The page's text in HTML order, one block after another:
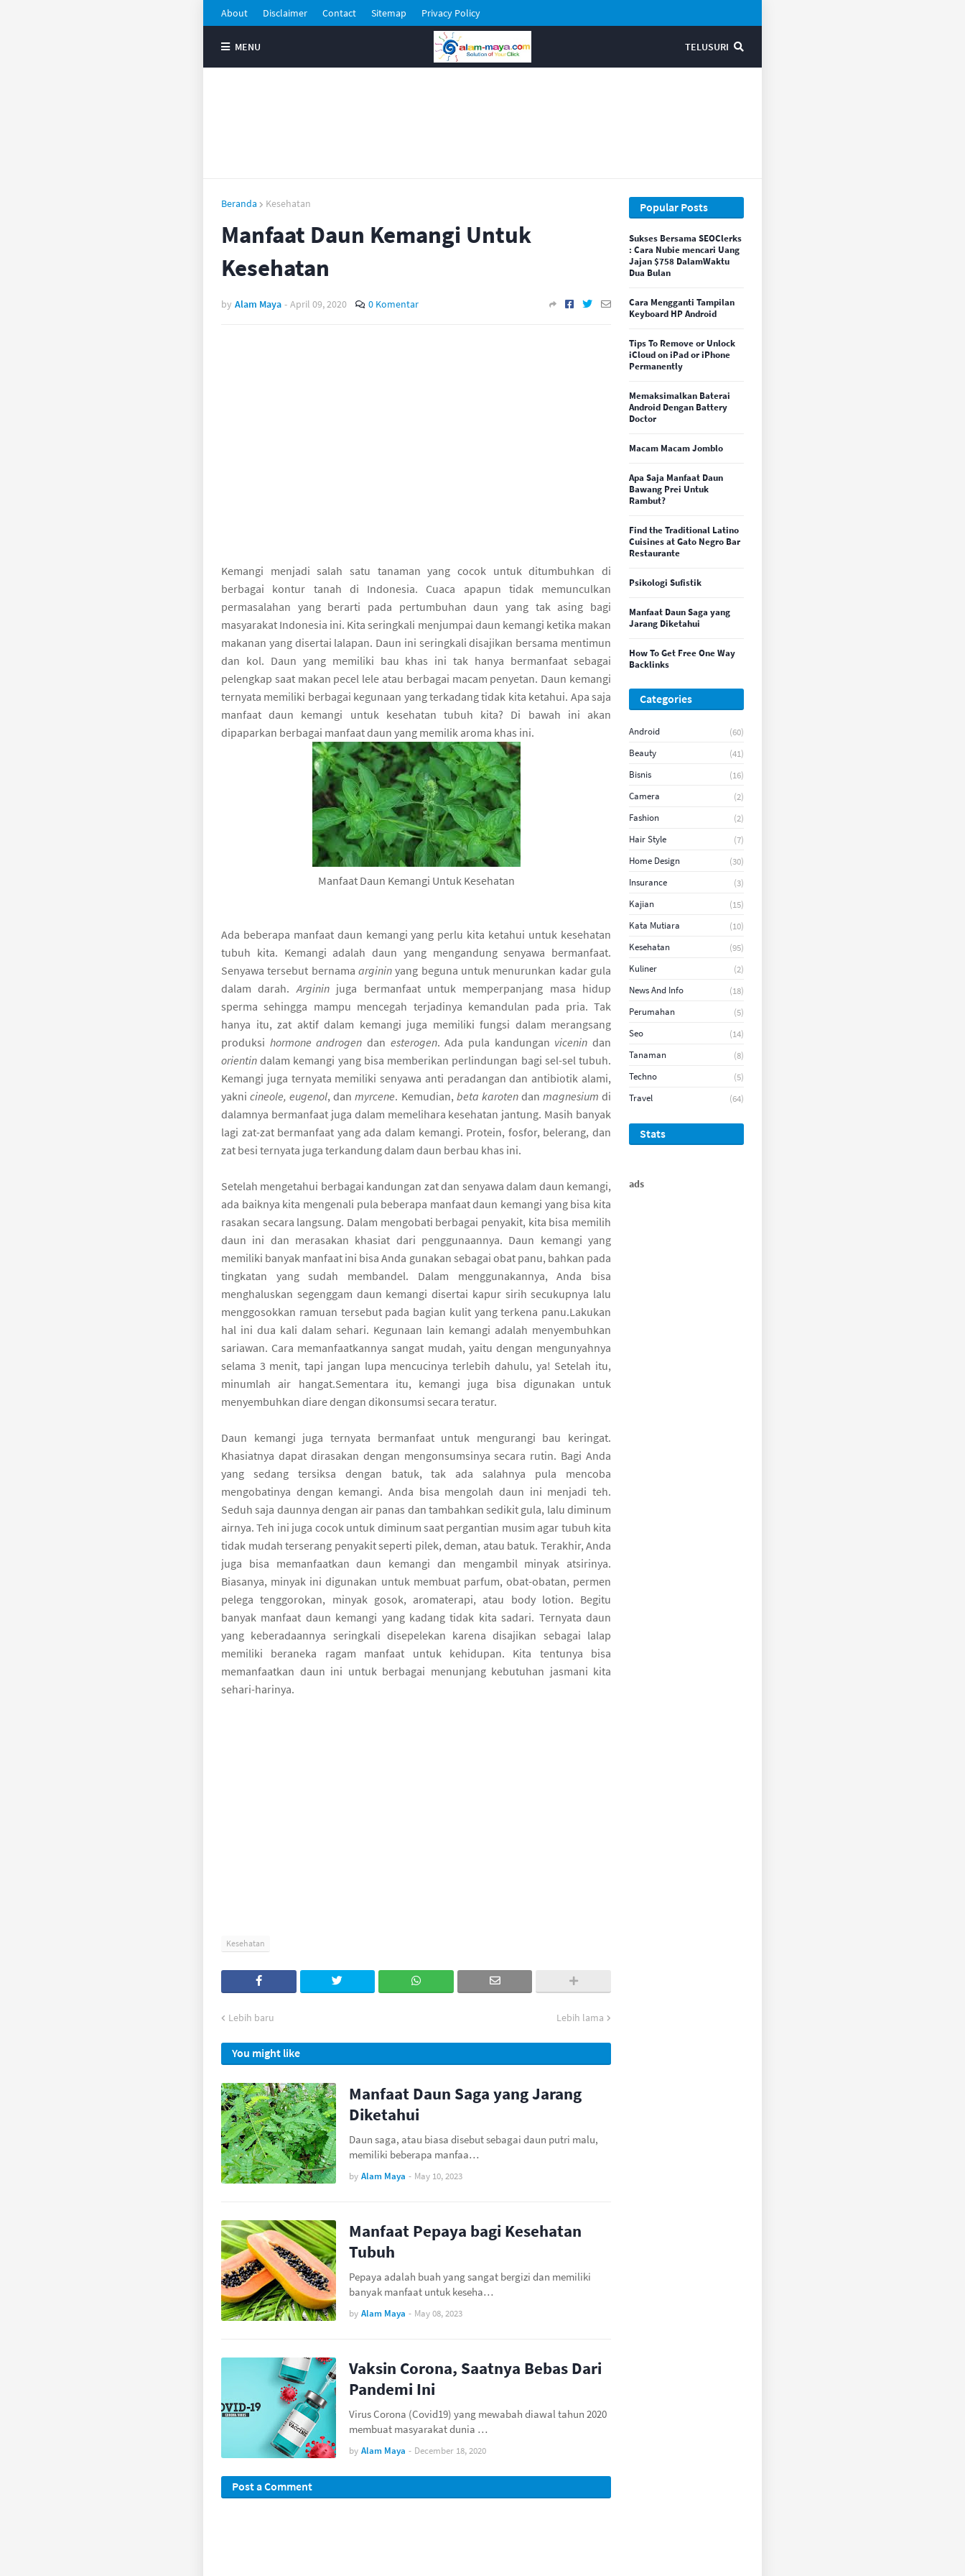
About Disclaimer Contact Sitemap Privacy Policy
MENU TELUSURI
Beranda Kesehatan
Manfaat Daun Kemangi Untuk
Kesehatan
by Alam Maya - April 09, 2020 0 Komentar
Kemangi menjadi salah satu tanaman yang cocok untuk ditumbuhkan di
berbagai kontur tanah di Indonesia. Cuaca apapun tidak memunculkan
permasalahan yang berarti pada pertumbuhan daun yang tak asing bagi
masyarakat Indonesia ini. Kita seringkali menjumpai daun kemangi ketika makan
makanan yang disertai lalapan. Daun ini seringkali disajikan bersama mentimun
dan kol. Daun yang memiliki bau khas ini tak hanya bermanfaat sebagai
pelengkap saat makan pecel lele atau berbagai macam penyetan. Daun kemangi
ternyata memiliki berbagai kegunaan yang terkadang tidak kita ketahui. Apa saja
manfaat daun kemangi untuk kesehatan tubuh kita? Di bawah ini akan
dipaparkan berbagai manfaat daun yang memilik aroma khas ini.
Manfaat Daun Kemangi Untuk Kesehatan
Ada beberapa manfaat daun kemangi yang perlu kita ketahui untuk kesehatan
tubuh kita. Kemangi adalah daun yang mengandung senyawa bermanfaat.
Senyawa tersebut bernama arginin yang beguna untuk menurunkan kadar gula
dalam darah.Argininjuga bermanfaat untuk memperpanjang masa hidup
sperma sehingga mampu mencegah terjadinya kemandulan pada pria. Tak
hanya itu, zat aktif dalam kemangi juga memiliki fungsi dalam merangsang
produksi hormone androgen dan esterogen. Ada pula kandungan vicenin dan
orientin dalam kemangi yang bisa memberikan perlindungan bagi sel-sel tubuh.
Kemangi juga ternyata memiliki senyawa anti peradangan dan antibiotik alami,
yaknicineole, eugenol, danmyrcene. Kemudian, beta karotendan magnesium di
dalamnya bermanfaat juga dalam memelihara kesehatan jantung. Masih banyak
lagi zat-zat bermanfaat yang ada dalam kemangi. Protein, fosfor, belerang, dan
zat besi ternyata juga terkandung dalam daun berbau khas ini.
Setelah mengetahui berbagai kandungan zat dan senyawa dalam daun kemangi,
ada baiknya kita mengenali pula beberapa manfaat daun kemangi yang bisa kita
rasakan secara langsung. Dalam mengobati berbagai penyakit, kita bisa memilih
daun ini dan merasakan khasiat dari penggunaannya. Daun kemangi yang
memiliki banyak manfaat ini bisa Anda gunakan sebagai obat panu, bahkan pada
tingkatan yang sudah membandel. Dalam menggunakannya, Anda bisa
menghaluskan segenggam daun kemangi disertai kapur sirih secukupnya lalu
menggosokkan ramuan tersebut pada bagian kulit yang terkena panu.Lakukan
hal ini dua kali dalam sehari. Kegunaan lain kemangi adalah menyembuhkan
sariawan. Cara memanfaatkannya sangat mudah, yaitu dengan mengunyahnya
selama 3 menit, tapi jangan lupa mencucinya terlebih dahulu, ya! Setelah itu,
minumlah air hangat.Sementara itu, kemangi juga bisa digunakan untuk
menyembuhkan diare dengan dikonsumsi secara teratur.
Daun kemangi juga ternyata bermanfaat untuk mengurangi bau keringat.
Khasiatnya dapat dirasakan dengan mengonsumsinya secara rutin. Bagi Anda
yang sedang tersiksa dengan batuk, tak ada salahnya pula mencoba
mengobatinya dengan kemangi. Anda bisa mengolah daun ini menjadi teh.
Seduh saja daunnya dengan air panas dan tambahkan sedikit gula, lalu diminum
airnya. Teh ini juga cocok untuk diminum saat pergantian musim agar tubuh kita
tidak mudah terserang penyakit seperti pilek, deman, atau batuk. Terakhir, Anda
juga bisa memanfaatkan daun kemangi dan mengambil minyak atsirinya.
Biasanya, minyak ini digunakan untuk membuat parfum, obat-obatan, permen
pelega tenggorokan, minyak gosok, aromaterapi, atau body lotion. Begitu
banyak manfaat daun kemangi yang kadang tidak kita sadari. Ternyata daun
yang keberadaannya seringkali disepelekan karena disajikan sebagai lalap
memiliki beraneka ragam manfaat untuk kehidupan. Kita tentunya bisa
memanfaatkan daun ini untuk berbagai menunjang kebutuhan jasmani kita
sehari-harinya.
Kesehatan
Lebih baru Lebih lama
You might like
Manfaat Daun Saga yang Jarang
Diketahui
Daun saga, atau biasa disebut sebagai daun putri malu,
memiliki beberapa manfaa…
by Alam Maya - May 10, 2023
Manfaat Pepaya bagi Kesehatan
Tubuh
Pepaya adalah buah yang sangat bergizi dan memiliki
banyak manfaat untuk keseha…
by Alam Maya - May 08, 2023
Vaksin Corona, Saatnya Bebas Dari
Pandemi Ini
Virus Corona (Covid19) yang mewabah diawal tahun 2020
membuat masyarakat dunia …
by Alam Maya - December 18, 2020
Post a Comment
Popular Posts
Sukses Bersama SEOClerks
: Cara Nubie mencari Uang
Jajan $758 DalamWaktu
Dua Bulan
Cara Mengganti Tampilan
Keyboard HP Android
Tips To Remove or Unlock
iCloud on iPad or iPhone
Permanently
Memaksimalkan Baterai
Android Dengan Battery
Doctor
Macam Macam Jomblo
Apa Saja Manfaat Daun
Bawang Prei Untuk
Rambut?
Find the Traditional Latino
Cuisines at Gato Negro Bar
Restaurante
Psikologi Sufistik
Manfaat Daun Saga yang
Jarang Diketahui
How To Get Free One Way
Backlinks
Categories
Android
(60)
Beauty
(41)
Bisnis
(16)
Camera
(2)
Fashion
(2)
Hair Style
(7)
Home Design
(30)
Insurance
(3)
Kajian
(15)
Kata Mutiara
(10)
Kesehatan
(95)
Kuliner
(2)
News And Info
(18)
Perumahan
(5)
Seo
(14)
Tanaman
(8)
Techno
(5)
Travel
(64)
Stats
ads